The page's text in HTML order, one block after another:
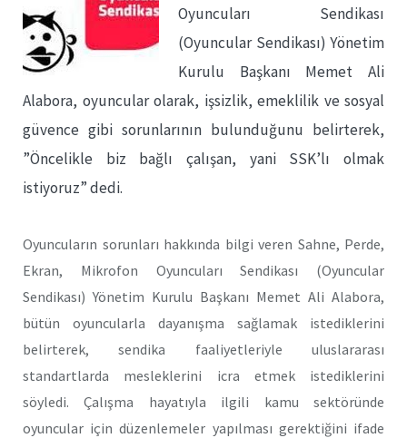
Oyuncuları Sendikası
(Oyuncular Sendikası) Yönetim
Kurulu Başkanı Memet Ali
Alabora, oyuncular olarak, işsizlik, emeklilik ve sosyal
güvence gibi sorunlarının bulunduğunu belirterek,
”Öncelikle biz bağlı çalışan, yani SSK’lı olmak
istiyoruz” dedi.
Oyuncuların sorunları hakkında bilgi veren Sahne, Perde,
Ekran, Mikrofon Oyuncuları Sendikası (Oyuncular
Sendikası) Yönetim Kurulu Başkanı Memet Ali Alabora,
bütün oyuncularla dayanışma sağlamak istediklerini
belirterek, sendika faaliyetleriyle uluslararası
standartlarda mesleklerini icra etmek istediklerini
söyledi. Çalışma hayatıyla ilgili kamu sektöründe
oyuncular için düzenlemeler yapılması gerektiğini ifade